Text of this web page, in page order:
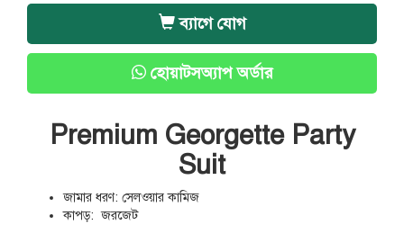
ব্যাগে যোগ
হোয়াটসঅ্যাপ অর্ডার
Premium Georgette Party
Suit
জামার ধরণ: সেলওয়ার কামিজ
কাপড়: জরজেট